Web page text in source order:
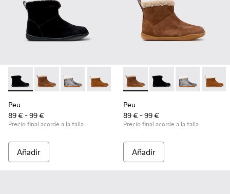
Peu - K900365-005 - Botines negros de ante para niños.
Peu - K900365-007 - Botines de ante marrón para
Peu - K900365-003
Peu - K900365-002
Peu - K900365-001
Peu
89 € - 99 €
Precio final acorde a la talla
Añadir
Peu - K900365-007 -
Peu - K900365-005
Peu - Peu -
Peu
89 € - 99 €
Precio final acorde a la talla
Añadir